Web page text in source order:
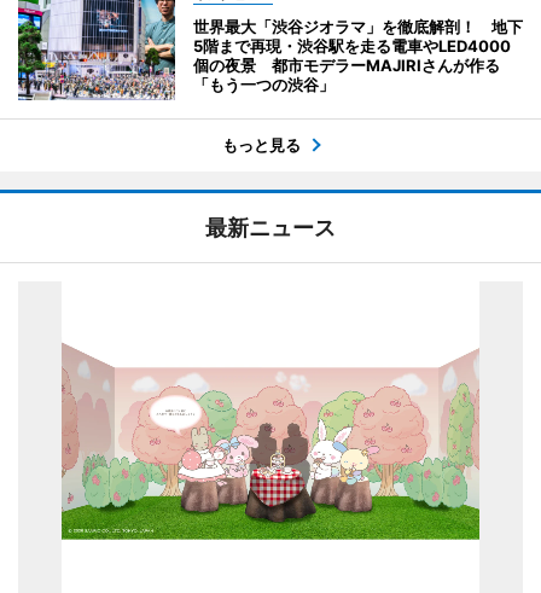
世界最大「渋谷ジオラマ」を徹底解剖！ 地下
5階まで再現・渋谷駅を走る電車やLED4000
個の夜景 都市モデラーMAJIRIさんが作る
「もう一つの渋谷」
もっと見る
最新ニュース